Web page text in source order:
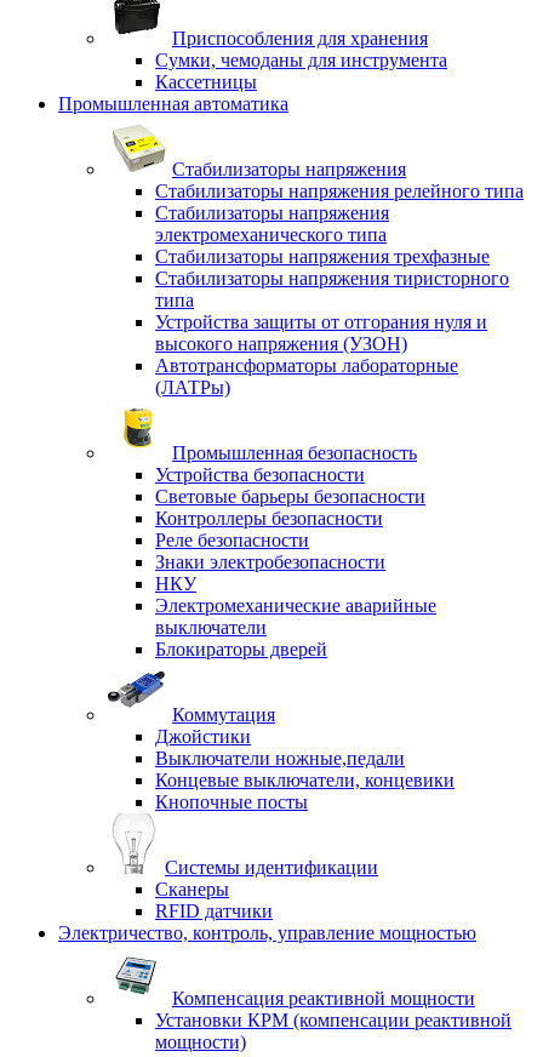
Приспособления для хранения
Сумки, чемоданы для инструмента
Кассетницы
Промышленная автоматика
Стабилизаторы напряжения
Стабилизаторы напряжения релейного типа
Стабилизаторы напряжения
электромеханического типа
Стабилизаторы напряжения трехфазные
Стабилизаторы напряжения тиристорного
типа
Устройства защиты от отгорания нуля и
высокого напряжения (УЗОН)
Автотрансформаторы лабораторные
(ЛАТРы)
Промышленная безопасность
Устройства безопасности
Световые барьеры безопасности
Контроллеры безопасности
Реле безопасности
Знаки электробезопасности
НКУ
Электромеханические аварийные
выключатели
Блокираторы дверей
Коммутация
Джойстики
Выключатели ножные,педали
Концевые выключатели, концевики
Кнопочные посты
Системы идентификации
Сканеры
RFID датчики
Электричество, контроль, управление мощностью
Компенсация реактивной мощности
Установки КРМ (компенсации реактивной
мощности)